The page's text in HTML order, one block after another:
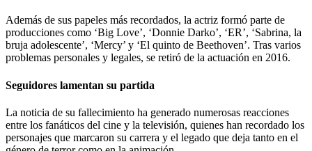
Además de sus papeles más recordados, la actriz formó parte de
producciones como ‘Big Love’, ‘Donnie Darko’, ‘ER’, ‘Sabrina, la
bruja adolescente’, ‘Mercy’ y ‘El quinto de Beethoven’. Tras varios
problemas personales y legales, se retiró de la actuación en 2016.
Seguidores lamentan su partida
La noticia de su fallecimiento ha generado numerosas reacciones
entre los fanáticos del cine y la televisión, quienes han recordado los
personajes que marcaron su carrera y el legado que deja tanto en el